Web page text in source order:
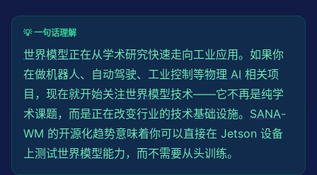
💡 一句话理解
世界模型正在从学术研究快速走向工业应用。如果你
在做机器人、自动驾驶、工业控制等物理 AI 相关项
目，现在就开始关注世界模型技术——它不再是纯学
术课题，而是正在改变行业的技术基础设施。 SANA-
WM 的开源化趋势意味着你可以直接在 Jetson 设备
上测试世界模型能力，而不需要从头训练。